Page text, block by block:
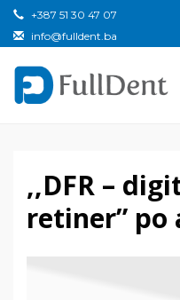
+387 51 30 47 07
info@fulldent.ba
,,DFR –
retiner”